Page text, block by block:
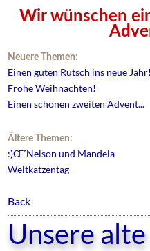
Wir wünschen
Neuere Themen:
Einen guten Rutsch ins neue Jahr!
Frohe Weihnachten!
Einen schönen zweiten Advent...
Ältere Themen:
:)ŒˆNelson und Mandela
Weltkatzentag
Back
Unsere